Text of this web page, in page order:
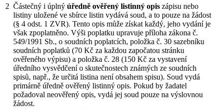
2 Částečný i úplný úředně ověřený listinný opis zápisu nebo
listiny uložené ve sbírce listin vydává soud, a to pouze na žádost
(§ 4 odst. 1 ZVR). Tento opis může získat každý, jeho vydání je
však zpoplatněno. Výši poplatku upravuje příloha zákona č.
549/1991 Sb., o soudních poplatcích, položka č. 30 sazebníku
soudních poplatků (70 Kč za každou započatou stránku
ověřeného výpisu) a položka č. 28 (150 Kč za vystavení
úředního vysvědčení o skutečnostech známých ze soudních
spisů, např., že určitá listina není obsahem spisu). Soud vydá
primárně úředně ověřený listinný opis. Pokud by žadatel
požadoval neověřený opis, vydá jej soud pouze na výslovnou
žádost.